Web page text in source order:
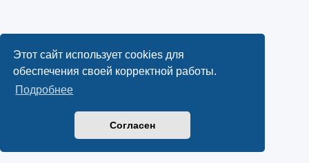
Этот сайт использует cookies для
обеспечения своей корректной работы.
Подробнее
Согласен